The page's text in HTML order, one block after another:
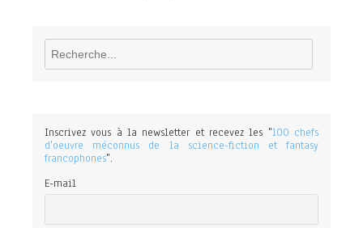
Rechercher
Inscrivez vous à la newsletter et recevez les "100 chefs
d'oeuvre méconnus de la science-fiction et fantasy
francophones".
E-mail